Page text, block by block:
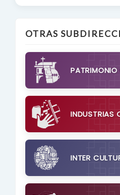
OTRAS
PATRIMONIO
INDUSTRIAS
INTER